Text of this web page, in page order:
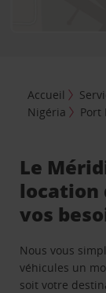
Accueil
Nigéria
Port
Le
location
vos
Nous vous
véhicules un
soit votre